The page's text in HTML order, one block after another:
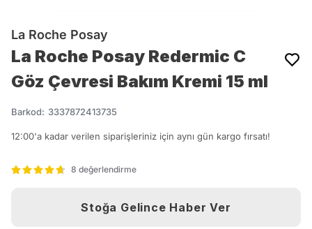
La Roche Posay
La Roche Posay Redermic C
Göz Çevresi Bakım Kremi 15 ml
Barkod: 3337872413735
12:00'a kadar verilen siparişleriniz için aynı gün kargo fırsatı!
8 değerlendirme
Stoğa Gelince Haber Ver